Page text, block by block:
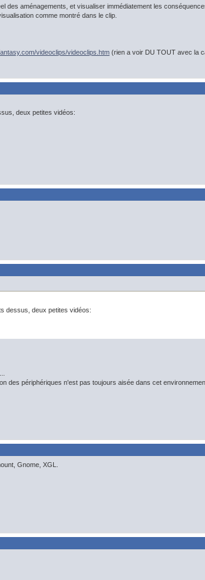
des aménagements, et visualiser immédiatement les
comme montré dans le clip.
videoclips/videoclips.htm (rien a voir DU TOUT avec la
deux petites vidéos:
dessus, deux petites vidéos:
des périphériques n'est pas toujours aisée dans cet
Gnome, XGL.